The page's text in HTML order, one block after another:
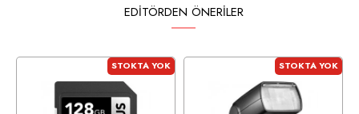
EDITÖRDEN ÖNERILER
STOKTA YOK STOKTA YOK